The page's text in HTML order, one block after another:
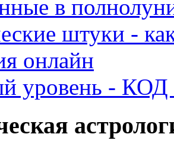
в
штуки -
онлайн
уровень - КОД